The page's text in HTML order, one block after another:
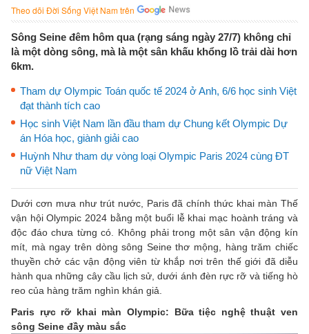
Theo dõi Đời Sống Việt Nam trên
Sông Seine đêm hôm qua (rạng sáng ngày 27/7) không chỉ
là một dòng sông, mà là một sân khấu khổng lồ trải dài hơn
6km.
Tham dự Olympic Toán quốc tế 2024 ở Anh, 6/6 học sinh Việt
đạt thành tích cao
Học sinh Việt Nam lần đầu tham dự Chung kết Olympic Dự
án Hóa học, giành giải cao
Huỳnh Như tham dự vòng loại Olympic Paris 2024 cùng ĐT
nữ Việt Nam
Dưới cơn mưa như trút nước, Paris đã chính thức khai màn Thế
vận hội Olympic 2024 bằng một buổi lễ khai mạc hoành tráng và
độc đáo chưa từng có. Không phải trong một sân vận động kín
mít, mà ngay trên dòng sông Seine thơ mộng, hàng trăm chiếc
thuyền chở các vận động viên từ khắp nơi trên thế giới đã diễu
hành qua những cây cầu lịch sử, dưới ánh đèn rực rỡ và tiếng hò
reo của hàng trăm nghìn khán giả.
Paris rực rỡ khai màn Olympic: Bữa tiệc nghệ thuật ven
sông Seine đầy màu sắc